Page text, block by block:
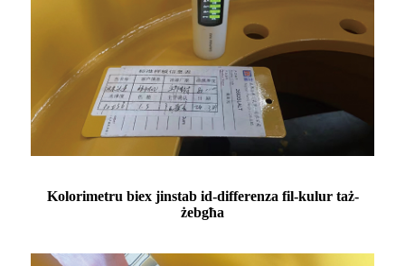
Kolorimetru biex jinstab id-differenza fil-kulur taż-
żebgħa